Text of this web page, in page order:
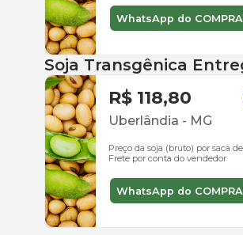
WhatsApp do
Soja Transgênica
R$ 118,80
Uberlândia - MG
Preço da soja (bruto) por saca
Frete por conta do vendedor
WhatsApp do